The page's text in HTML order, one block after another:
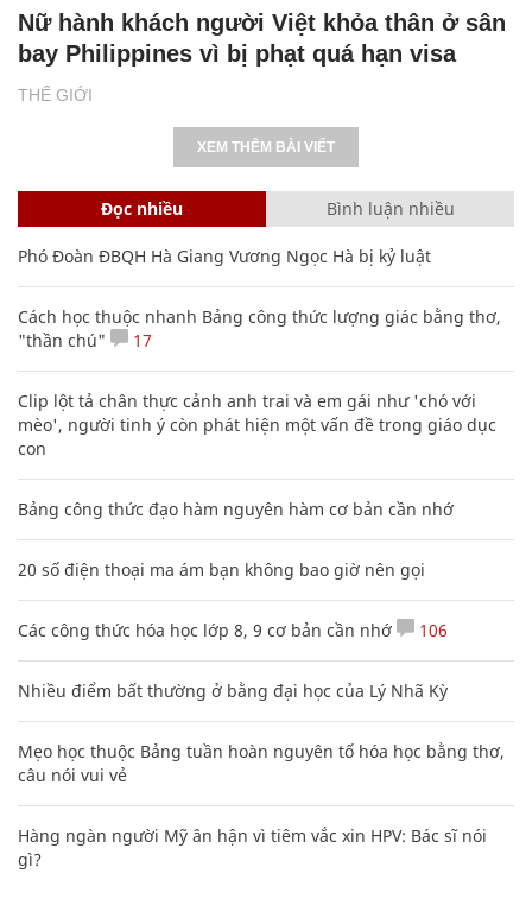
THẾ GIỚI
Nữ hành khách người Việt khỏa thân ở sân
bay Philippines vì bị phạt quá hạn visa
XEM THÊM BÀI VIẾT
Đọc nhiều Bình luận nhiều
Phó Đoàn ĐBQH Hà Giang Vương Ngọc Hà bị kỷ luật
Cách học thuộc nhanh Bảng công thức lượng giác bằng thơ,
"thần chú"
17
Clip lột tả chân thực cảnh anh trai và em gái như 'chó với
mèo', người tinh ý còn phát hiện một vấn đề trong giáo dục
con
Bảng công thức đạo hàm nguyên hàm cơ bản cần nhớ
20 số điện thoại ma ám bạn không bao giờ nên gọi
Các công thức hóa học lớp 8, 9 cơ bản cần nhớ 106
Nhiều điểm bất thường ở bằng đại học của Lý Nhã Kỳ
Mẹo học thuộc Bảng tuần hoàn nguyên tố hóa học bằng thơ,
câu nói vui vẻ
Hàng ngàn người Mỹ ân hận vì tiêm vắc xin HPV: Bác sĩ nói
gì?